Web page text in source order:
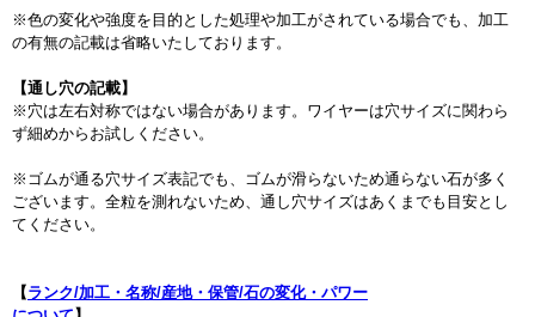
※色の変化や強度を目的とした処理や加工がされている場合でも、加工
の有無の記載は省略いたしております。
【通し穴の記載】
※穴は左右対称ではない場合があります。ワイヤーは穴サイズに関わら
ず細めからお試しください。
※ゴムが通る穴サイズ表記でも、ゴムが滑らないため通らない石が多く
ございます。全粒を測れないため、通し穴サイズはあくまでも目安とし
てください。
【ランク/加工・名称/産地・保管/石の変化・パワー